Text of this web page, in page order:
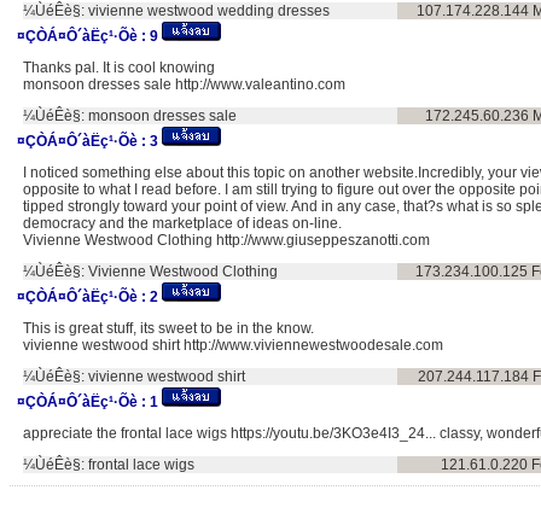
¼ÙéÊè§: vivienne westwood wedding dresses 107.174.228.144
¤ÇÒÁ¤Ô´àËç¹·Õè : 9
Thanks pal. It is cool knowing
monsoon dresses sale http://www.valeantino.com
¼ÙéÊè§: monsoon dresses sale 172.245.60.236
¤ÇÒÁ¤Ô´àËç¹·Õè : 3
I noticed something else about this topic on another website.Incredibly, your
opposite to what I read before. I am still trying to figure out over the opposite
tipped strongly toward your point of view. And in any case, that?s what is so
democracy and the marketplace of ideas on-line.
Vivienne Westwood Clothing http://www.giuseppeszanotti.com
¼ÙéÊè§: Vivienne Westwood Clothing 173.234.100.125
¤ÇÒÁ¤Ô´àËç¹·Õè : 2
This is great stuff, its sweet to be in the know.
vivienne westwood shirt http://www.viviennewestwoodesale.com
¼ÙéÊè§: vivienne westwood shirt 207.244.117.184
¤ÇÒÁ¤Ô´àËç¹·Õè : 1
appreciate the frontal lace wigs https://youtu.be/3KO3e4I3_24... classy,
¼ÙéÊè§: frontal lace wigs 121.61.0.220